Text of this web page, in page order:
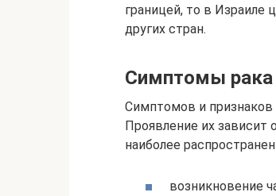
границей, то в Израиле
других стран.
Симптомы рака
Симптомов и признаков
Проявление их зависит
наиболее
возникновение